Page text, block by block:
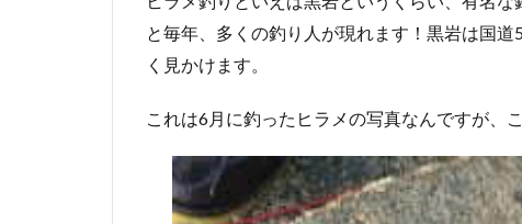
と毎年、多くの釣り人が現れます！黒岩は国
く見かけます。
これは6月に釣ったヒラメの写真なんですが、